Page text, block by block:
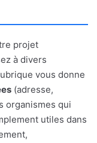
projet
à divers
vous donne
(adresse,
organismes qui
utiles dans